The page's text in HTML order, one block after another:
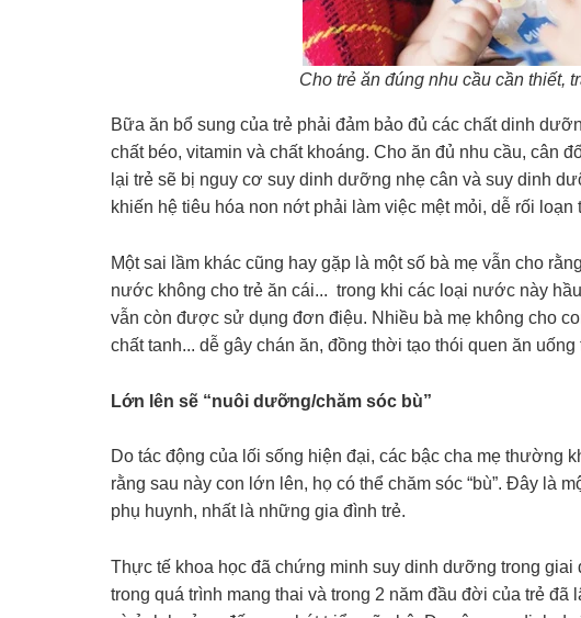
Cho trẻ ăn đúng nhu cầu cần thiết,
Bữa ăn bổ sung của trẻ phải đảm bảo đủ các chất dinh
chất béo, vitamin và chất khoáng. Cho ăn đủ nhu cầu, cân
lại trẻ sẽ bị nguy cơ suy dinh dưỡng nhẹ cân và suy dinh
khiến hệ tiêu hóa non nớt phải làm việc mệt mỏi, dễ rối loạn
Một sai lầm khác cũng hay gặp là một số bà mẹ vẫn cho
nước không cho trẻ ăn cái... trong khi các loại nước này
vẫn còn được sử dụng đơn điệu. Nhiều bà mẹ không cho
chất tanh... dễ gây chán ăn, đồng thời tạo thói quen ăn
Lớn lên sẽ “nuôi dưỡng/chăm sóc bù”
Do tác động của lối sống hiện đại, các bậc cha mẹ thường
rằng sau này con lớn lên, họ có thể chăm sóc “bù”. Đây là
phụ huynh, nhất là những gia đình trẻ.
Thực tế khoa học đã chứng minh suy dinh dưỡng trong
trong quá trình mang thai và trong 2 năm đầu đời của trẻ